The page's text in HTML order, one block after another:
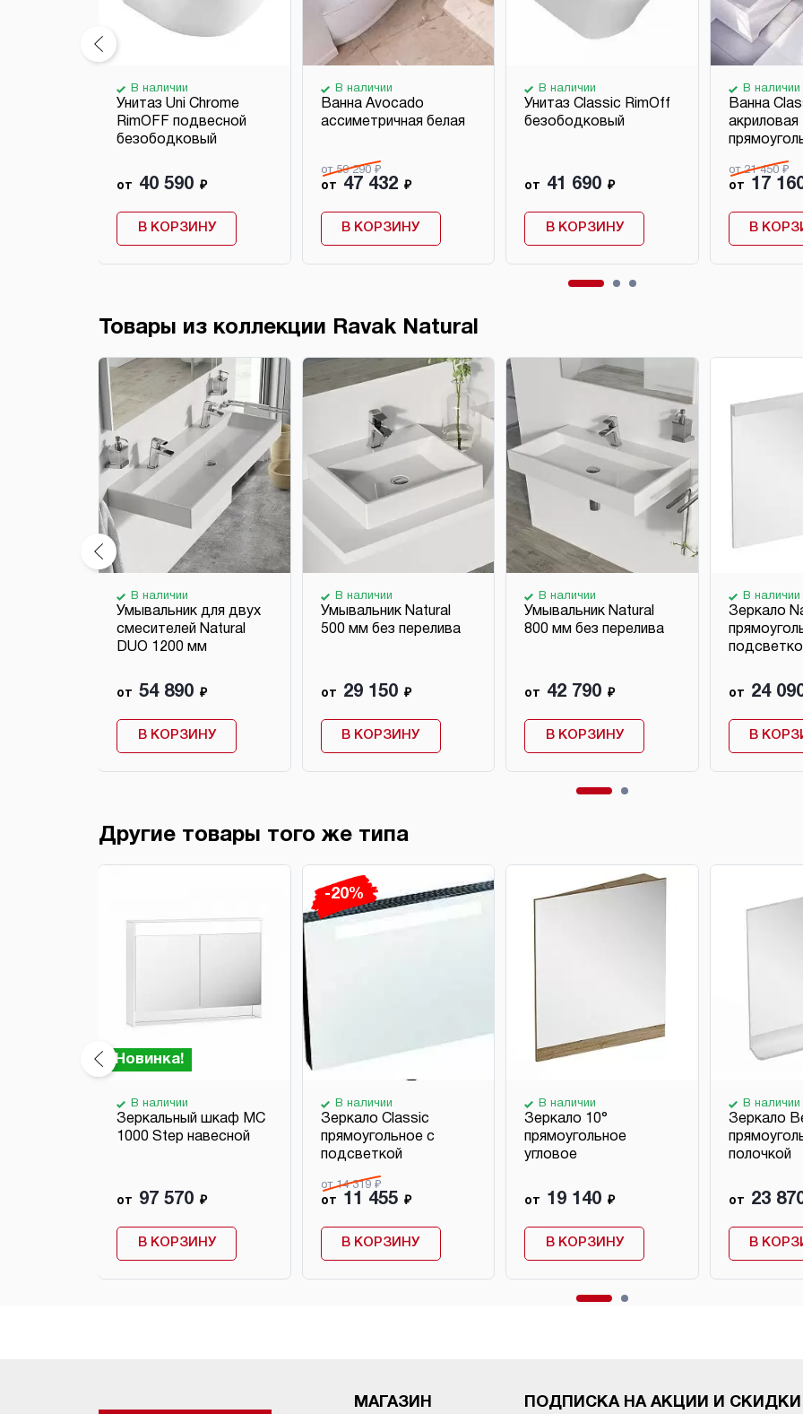
В наличии
Унитаз Uni Chrome
RimOFF подвесной
безободковый
от 40 590 ₽
В КОРЗИНУ
В наличии
Ванна Avocado
ассиметричная белая
от 59 290 ₽
от 47 432 ₽
В КОРЗИНУ
В наличии
Унитаз Classic RimOff
безободковый
от 41 690 ₽
В КОРЗИНУ
В наличии
Ванна
акриловая
от 21 450 ₽
от 17
В
Товары из коллекции Ravak Natural
В наличии
Умывальник для двух
смесителей Natural
DUO 1200 мм
от 54 890 ₽
В КОРЗИНУ
В наличии
Умывальник Natural
500 мм без перелива
от 29 150 ₽
В КОРЗИНУ
В наличии
Умывальник Natural
800 мм без перелива
от 42 790 ₽
В КОРЗИНУ
В наличии
Зеркало
от 24
В
Другие товары того же типа
Новинка!
В наличии
Зеркальный шкаф MC
1000 Step навесной
от 97 570 ₽
В КОРЗИНУ
-20%
В наличии
Зеркало Classic
прямоугольное с
подсветкой
от 14 319 ₽
от 11 455 ₽
В КОРЗИНУ
В наличии
Зеркало 10°
прямоугольное
угловое
от 19 140 ₽
В КОРЗИНУ
В наличии
Зеркало
полочкой
от 23
В
МАГАЗИН ПОДПИСКА НА АКЦИИ И СКИДКИ